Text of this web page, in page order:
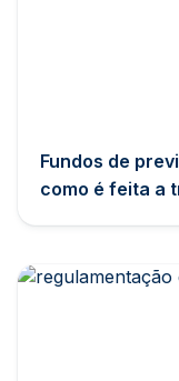
Fundos de
como é feita a